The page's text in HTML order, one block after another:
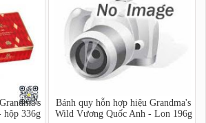
hộp 336g
Bánh quy hỗn hợp hiệu Grandma's
Wild Vương Quốc Anh - Lon 196g